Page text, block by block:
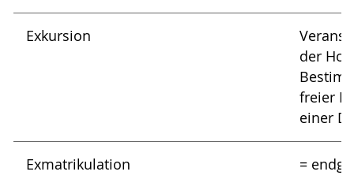
Exkursion
der
freier
einer
Exmatrikulation
=